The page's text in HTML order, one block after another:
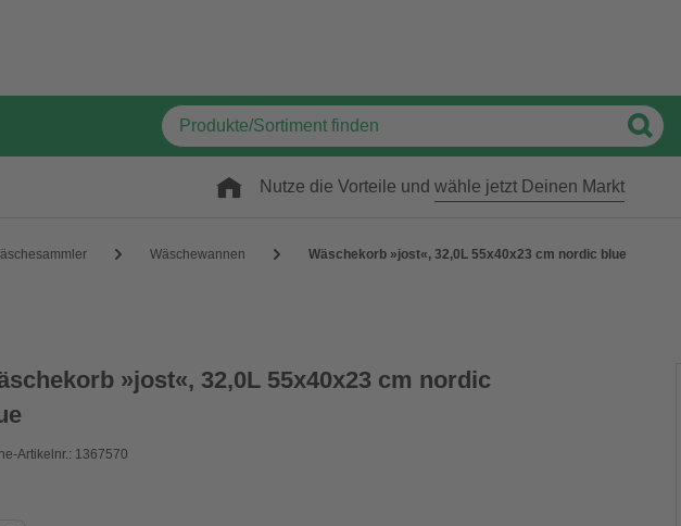
Nutze die Vorteile und wähle jetzt Deinen Markt
Wäschewannen Wäschekorb »jost«, 32,0L 55x40x23 cm nordic blue
»jost«, 32,0L 55x40x23 cm nordic
Artikelnr.: 1367570